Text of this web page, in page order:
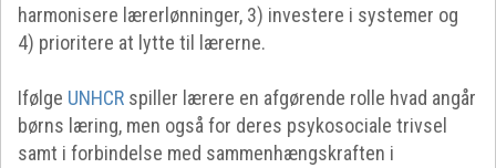
harmonisere lærerlønninger, 3) investere i systemer og
4) prioritere at lytte til lærerne.
Ifølge UNHCR spiller lærere en afgørende rolle hvad angår
børns læring, men også for deres psykosociale trivsel
samt i forbindelse med sammenhængskraften i